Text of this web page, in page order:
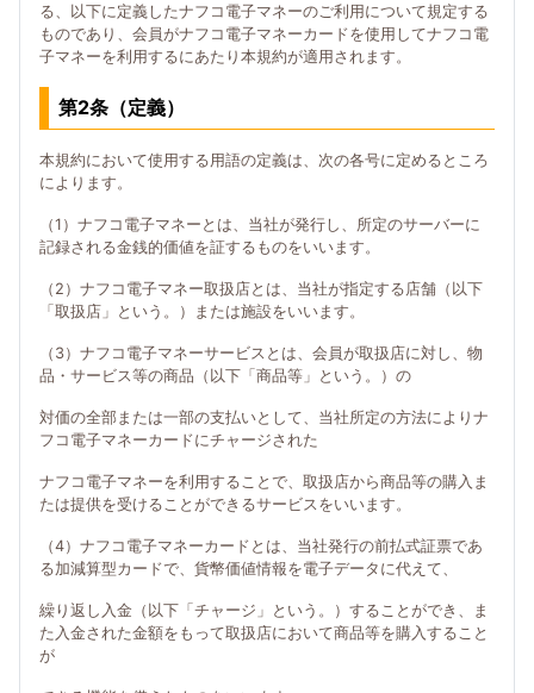
る、以下に定義したナフコ電子マネーのご利用について規定する
ものであり、会員がナフコ電子マネーカードを使用してナフコ電
子マネーを利用するにあたり本規約が適用されます。
第2条（定義）
本規約において使用する用語の定義は、次の各号に定めるところ
によります。
（1）ナフコ電子マネーとは、当社が発行し、所定のサーバーに
記録される金銭的価値を証するものをいいます。
（2）ナフコ電子マネー取扱店とは、当社が指定する店舗（以下
「取扱店」という。）または施設をいいます。
（3）ナフコ電子マネーサービスとは、会員が取扱店に対し、物
品・サービス等の商品（以下「商品等」という。）の
対価の全部または一部の支払いとして、当社所定の方法によりナ
フコ電子マネーカードにチャージされた
ナフコ電子マネーを利用することで、取扱店から商品等の購入ま
たは提供を受けることができるサービスをいいます。
（4）ナフコ電子マネーカードとは、当社発行の前払式証票であ
る加減算型カードで、貨幣価値情報を電子データに代えて、
繰り返し入金（以下「チャージ」という。）することができ、ま
た入金された金額をもって取扱店において商品等を購入すること
が